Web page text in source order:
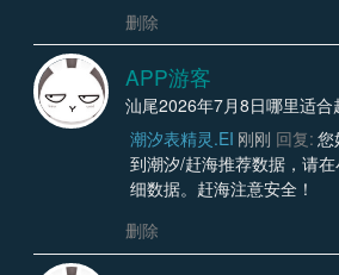
删除
APP游客
汕尾2026年7月8日哪里适合
潮汐表精灵.EI 刚刚 回复: 您
到潮汐/赶海推荐数据，请
细数据。赶海注意安全！
删除